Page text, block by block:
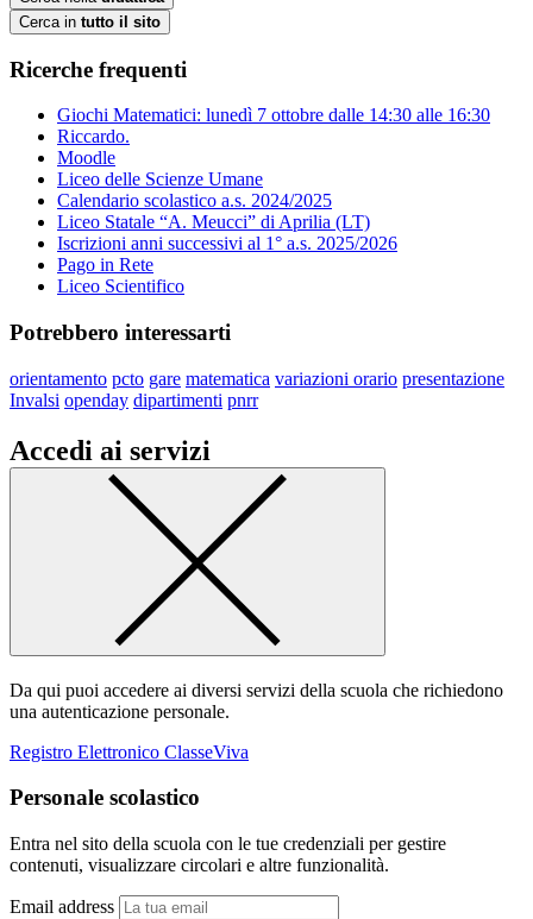
Cerca in tutto il sito
Ricerche frequenti
Giochi Matematici: lunedì 7 ottobre dalle 14:30 alle 16:30
Riccardo.
Moodle
Liceo delle Scienze Umane
Calendario scolastico a.s. 2024/2025
Liceo Statale “A. Meucci” di Aprilia (LT)
Iscrizioni anni successivi al 1° a.s. 2025/2026
Pago in Rete
Liceo Scientifico
Potrebbero interessarti
orientamento pcto gare matematica variazioni orario presentazione
Invalsi openday dipartimenti pnrr
Accedi ai servizi
Da qui puoi accedere ai diversi servizi della scuola che richiedono
una autenticazione personale.
Registro Elettronico ClasseViva
Personale scolastico
Entra nel sito della scuola con le tue credenziali per gestire
contenuti, visualizzare circolari e altre funzionalità.
Email address